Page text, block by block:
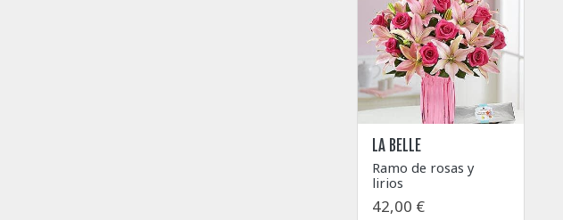
LA BELLE
Ramo de rosas y
lirios
42,00 €